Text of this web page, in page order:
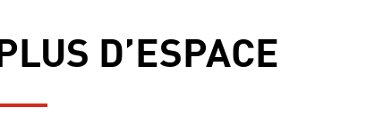
D’ESPACE